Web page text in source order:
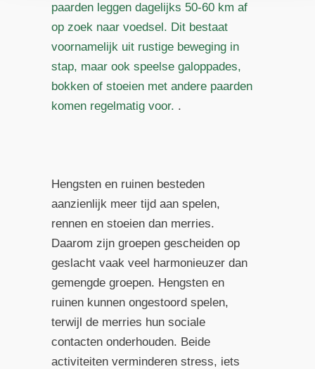
paarden leggen dagelijks 50-60 km af
op zoek naar voedsel. Dit bestaat
voornamelijk uit rustige beweging in
stap, maar ook speelse galoppades,
bokken of stoeien met andere paarden
komen regelmatig voor. .
Hengsten en ruinen besteden
aanzienlijk meer tijd aan spelen,
rennen en stoeien dan merries.
Daarom zijn groepen gescheiden op
geslacht vaak veel harmonieuzer dan
gemengde groepen. Hengsten en
ruinen kunnen ongestoord spelen,
terwijl de merries hun sociale
contacten onderhouden. Beide
activiteiten verminderen stress, iets